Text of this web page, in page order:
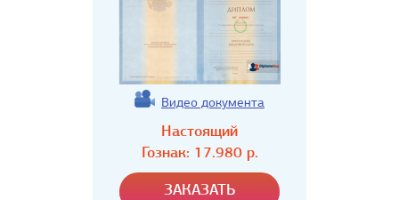
Видео документа
Настоящий
Гознак: 17.980р.